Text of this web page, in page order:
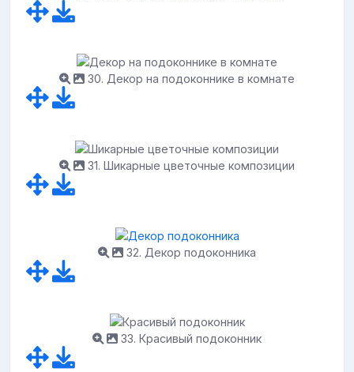
30. Декор на подоконнике в комнате
31. Шикарные цветочные композиции
32. Декор подоконника
33. Красивый подоконник